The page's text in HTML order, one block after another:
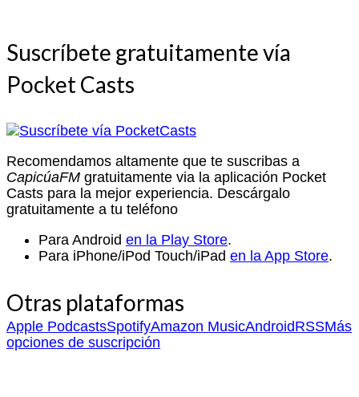
Suscríbete gratuitamente vía
Pocket Casts
Recomendamos altamente que te suscribas a
CapicúaFM gratuitamente via la aplicación Pocket
Casts para la mejor experiencia. Descárgalo
gratuitamente a tu teléfono
Para Android en la Play Store.
Para iPhone/iPod Touch/iPad en la App Store.
Otras plataformas
Apple PodcastsSpotifyAmazon MusicAndroidRSSMás
opciones de suscripción